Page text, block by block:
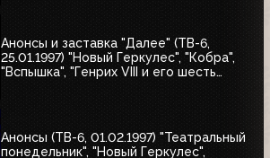
Анонсы и заставка "Далее" (ТВ-6,
25.01.1997) "Новый Геркулес", "Кобра",
"Вспышка", "Генрих VIII и его шесть
Анонсы (ТВ-6, 01.02.1997) "Театральный
понедельник", "Новый Геркулес",